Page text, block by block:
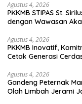
Agustus 4, 2026
PKKMB STIPAS St.
dengan Wawasan
Agustus 4, 2026
PKKMB Inovatif,
Cetak Generasi
Agustus 4, 2026
Gandeng Peternak
Olah Limbah Jerami